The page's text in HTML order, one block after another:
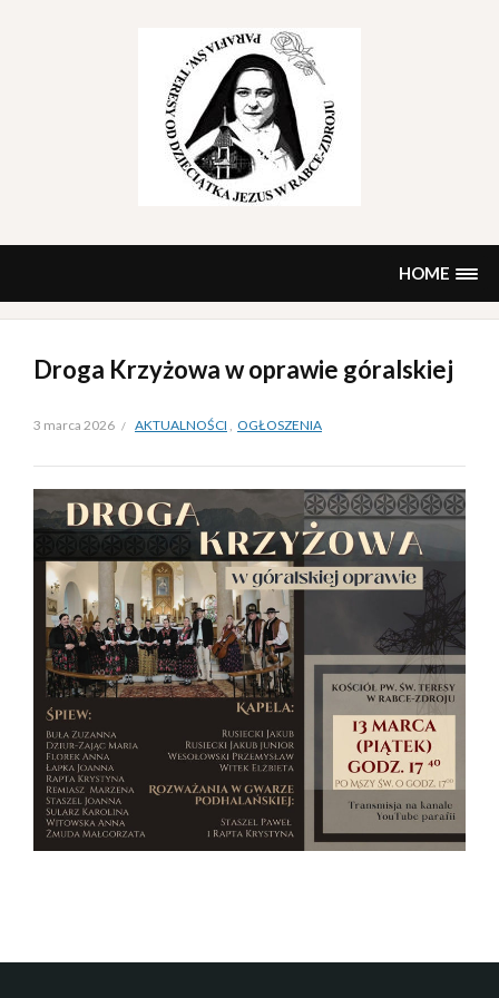
content
HOME
Droga Krzyżowa w oprawie góralskiej
3 marca 2026 AKTUALNOŚCI , OGŁOSZENIA